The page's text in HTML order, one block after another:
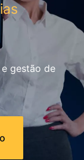
gestão de